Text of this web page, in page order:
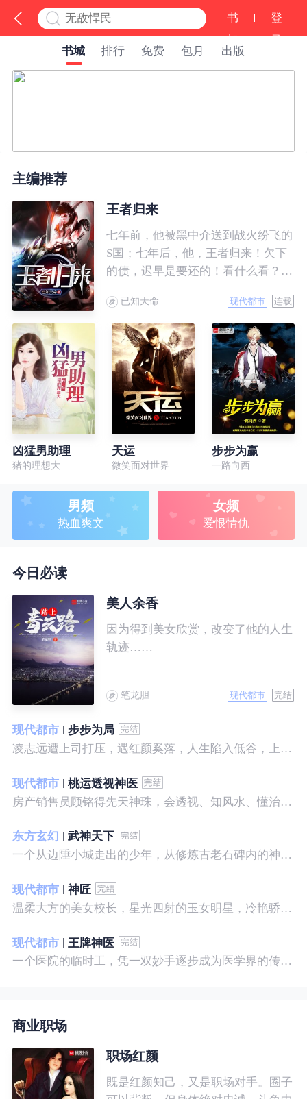
书
架
登
录
书城
排行 免费 包月 出版
主编推荐
王者归来
七年前，他被黑中介送到战火纷飞的
S国；七年后，他，王者归来！欠下
的债，迟早是要还的！看什么看？说
已知天命 现代都市 连载
凶猛男助理
猪的理想大
天运
微笑面对世界
步步为赢
一路向西
男频
热血爽文
女频
爱恨情仇
今日必读
美人余香
因为得到美女欣赏，改变了他的人生
轨迹……
笔龙胆 现代都市 完结
现代都市
步步为局
凌志远遭上司打压，遇红颜奚落，人生陷入低谷，上帝在关上一扇门的同时，势必会留下一扇窗，面对稍纵即逝的机会，他果断出手了……
现代都市
桃运透视神医
房产销售员顾铭得先天神珠，会透视、知风水、懂治病、有神通，开始逆袭人生。
东方玄幻
武神天下
一个从边陲小城走出的少年，从修炼古老石碑内的神秘一式开始，一路高歌狂飙，打造一片属于自己的天下……
现代都市
神匠
温柔大方的美女校长，星光四射的玉女明星，冷艳骄傲的美女特工，一个二个，全都跑来，撒娇撒赖的要他做她们的私房保镖，这是为什么呢？
现代都市
王牌神医
一个医院的临时工，凭一双妙手逐步成为医学界的传奇！ 一个社会底层的小人物，靠一腔热血成为人世间的枭王！ 当佛已经无能为力，便由我来普渡众生——杨风。
商业职场
职场红颜
既是红颜知己，又是职场对手。圈子